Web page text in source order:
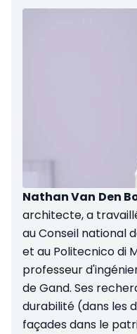
Nathan Van Den
architecte, a
au Conseil national
et au Politecnico di
professeur
de Gand. Ses
durabilité (dans les
façades dans le